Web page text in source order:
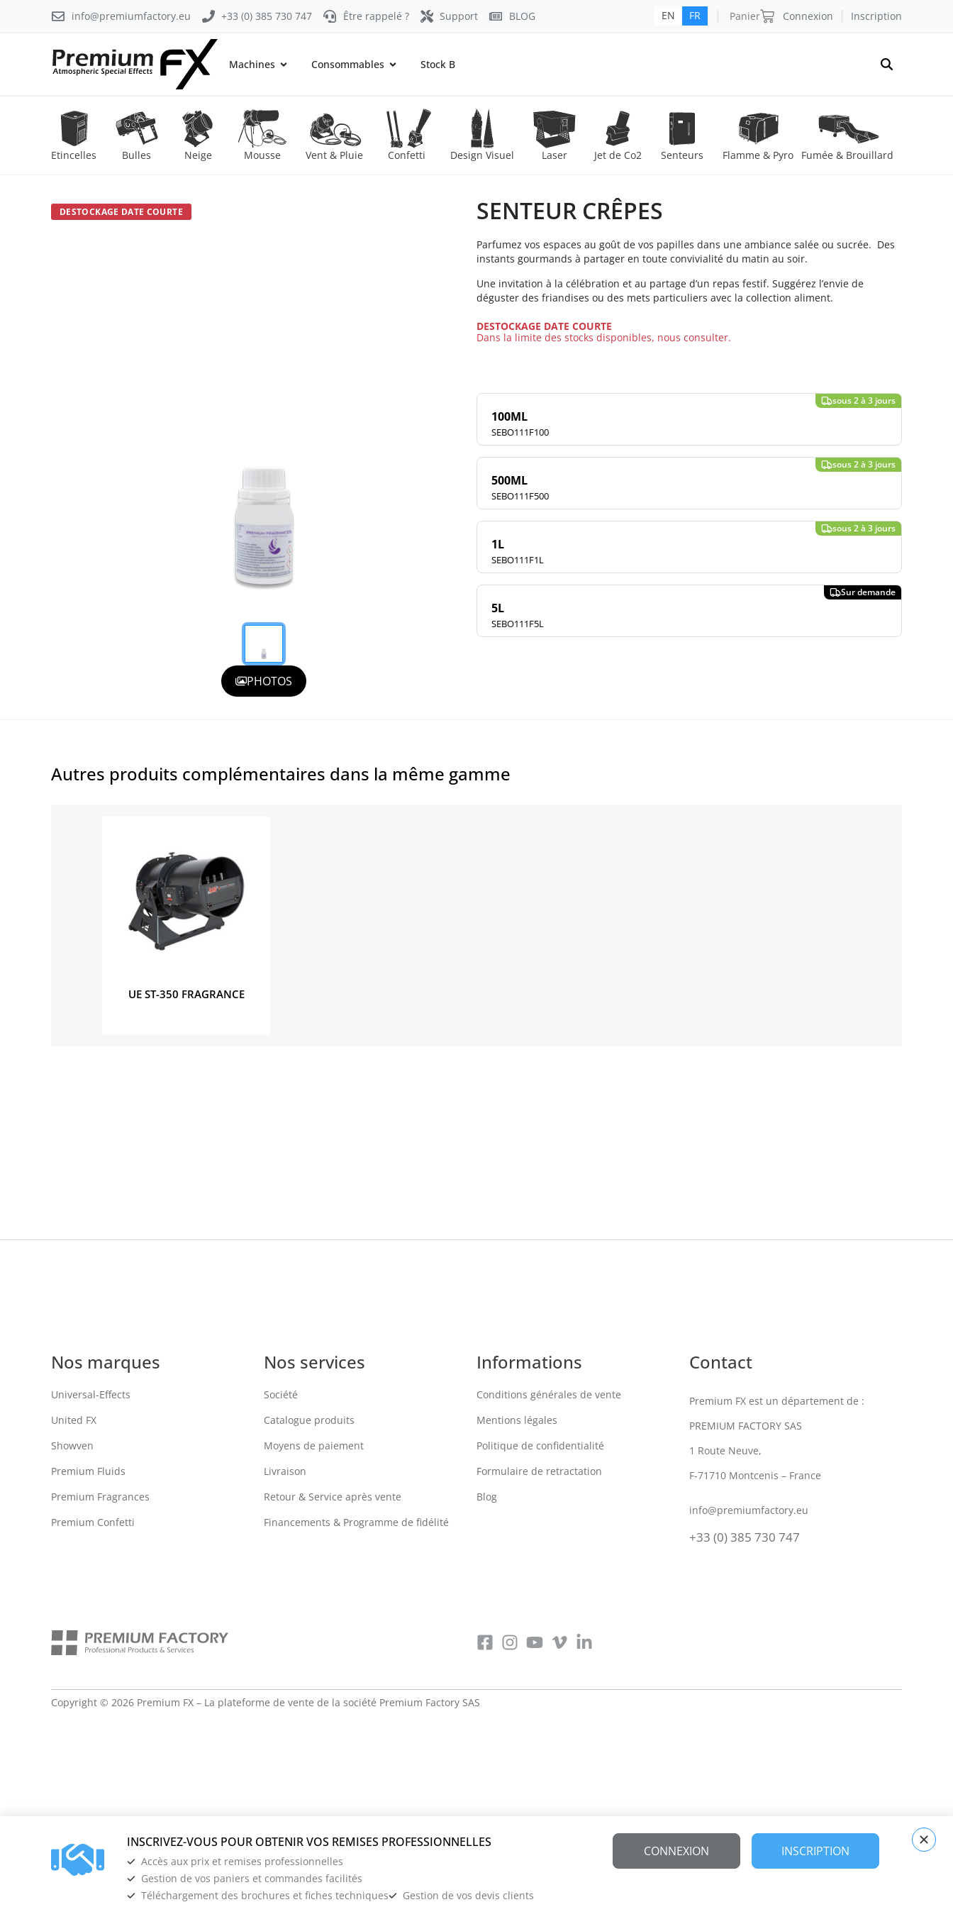
info@premiumfactory.eu +33 (0) 385 730 747 Être rappelé ? Support BLOG EN FR Panier Connexion Inscription
Machines Consommables Stock B
Etincelles Bulles Neige Mousse Vent & Pluie Confetti Design Visuel Laser Jet de Co2 Senteurs Flamme & Pyro Fumée & Brouillard
PHOTOS
DESTOCKAGE DATE COURTE SENTEUR CRÊPES
Parfumez vos espaces au goût de vos papilles dans une ambiance salée ou sucrée. Des
instants gourmands à partager en toute convivialité du matin au soir.
Une invitation à la célébration et au partage d’un repas festif. Suggérez l’envie de
déguster des friandises ou des mets particuliers avec la collection aliment.
DESTOCKAGE DATE COURTE
Dans la limite des stocks disponibles, nous consulter.
100ML
SEBO111F100
500ML
SEBO111F500
1L
SEBO111F1L
5L
SEBO111F5L
Autres produits complémentaires dans la même gamme
UE ST-350 FRAGRANCE
Nos marques
Universal-Effects
United FX
Showven
Premium Fluids
Premium Fragrances
Premium Confetti
Nos services
Société
Catalogue produits
Moyens de paiement
Livraison
Retour & Service après vente
Financements & Programme de fidélité
Informations
Conditions générales de vente
Mentions légales
Politique de confidentialité
Formulaire de retractation
Blog
Contact
Premium FX est un département de :
PREMIUM FACTORY SAS
1 Route Neuve,
F-71710 Montcenis – France
info@premiumfactory.eu
+33 (0) 385 730 747
Copyright © 2026 Premium FX – La plateforme de vente de la société Premium Factory SAS
Accès aux prix et remises professionnelles
Gestion de vos paniers et commandes facilités
Téléchargement des brochures et fiches techniques
Gestion de vos devis clients
CONNEXION INSCRIPTION